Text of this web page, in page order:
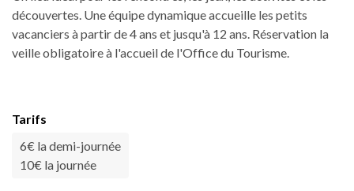
découvertes. Une équipe dynamique accueille les petits
vacanciers à partir de 4 ans et jusqu'à 12 ans. Réservation la
veille obligatoire à l'accueil de l'Office du Tourisme.
Tarifs
6€ la demi-journée
10€ la journée